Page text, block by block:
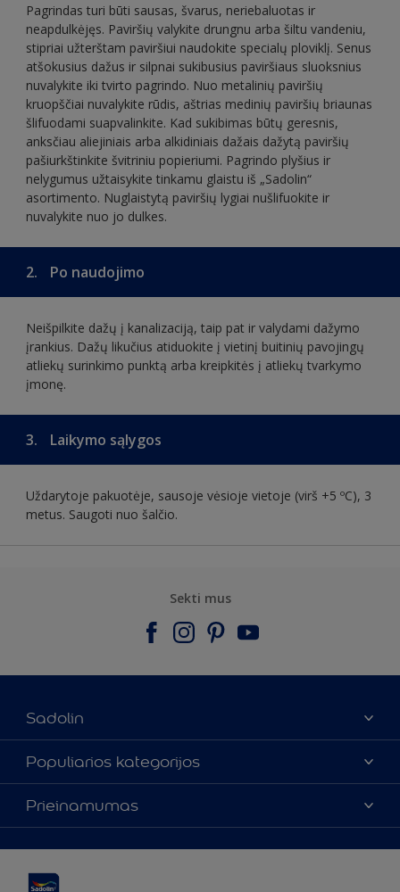
Pagrindas turi būti sausas, švarus, neriebaluotas ir
neapdulkėjęs. Paviršių valykite drungnu arba šiltu vandeniu,
stipriai užterštam paviršiui naudokite specialų ploviklį. Senus
atšokusius dažus ir silpnai sukibusius paviršiaus sluoksnius
nuvalykite iki tvirto pagrindo. Nuo metalinių paviršių
kruopščiai nuvalykite rūdis, aštrias medinių paviršių briaunas
šlifuodami suapvalinkite. Kad sukibimas būtų geresnis,
anksčiau aliejiniais arba alkidiniais dažais dažytą paviršių
pašiurkštinkite švitriniu popieriumi. Pagrindo plyšius ir
nelygumus užtaisykite tinkamu glaistu iš „Sadolin“
asortimento. Nuglaistytą paviršių lygiai nušlifuokite ir
nuvalykite nuo jo dulkes.
2. Po naudojimo
Neišpilkite dažų į kanalizaciją, taip pat ir valydami dažymo
įrankius. Dažų likučius atiduokite į vietinį buitinių pavojingų
atliekų surinkimo punktą arba kreipkitės į atliekų tvarkymo
įmonę.
3. Laikymo sąlygos
Uždarytoje pakuotėje, sausoje vėsioje vietoje (virš +5 ºC), 3
metus. Saugoti nuo šalčio.
Sekti mus
Sadolin
Apie mus
Susisiekti su mumis
Rasti parduotuvę
Populiarios kategorijos
Spalvos
Produktai
Įkvėpimas
Dekoravimo patarimai
Prieinamumas